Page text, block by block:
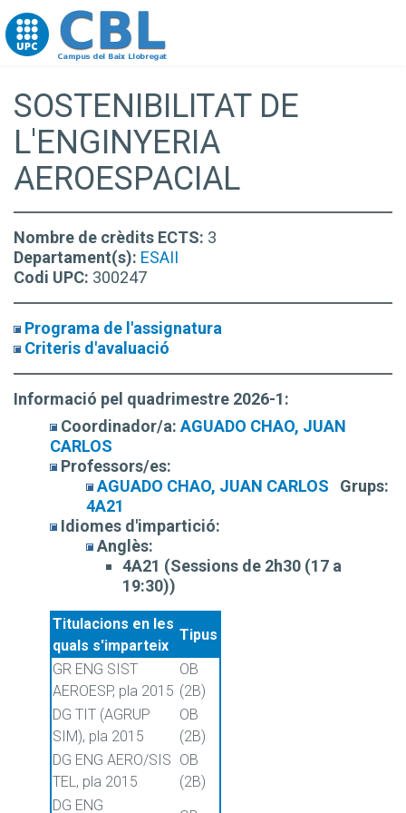
Go to upc.edu
SOSTENIBILITAT DE
L'ENGINYERIA
AEROESPACIAL
Nombre de crèdits ECTS: 3
Departament(s): ESAII
Codi UPC: 300247
Programa de l'assignatura
Criteris d'avaluació
Informació pel quadrimestre 2026-1:
Coordinador/a: AGUADO CHAO, JUAN
CARLOS
Professors/es:
AGUADO CHAO, JUAN CARLOS
Grups:
4A21
Idiomes d'impartició:
Anglès:
4A21 (Sessions de 2h30 (17 a
19:30))
Titulacions en les
quals s'imparteix
Tipus
GR ENG SIST
AEROESP, pla 2015
OB
(2B)
DG TIT (AGRUP
SIM), pla 2015
OB
(2B)
DG ENG AERO/SIS
TEL, pla 2015
OB
(2B)
DG ENG